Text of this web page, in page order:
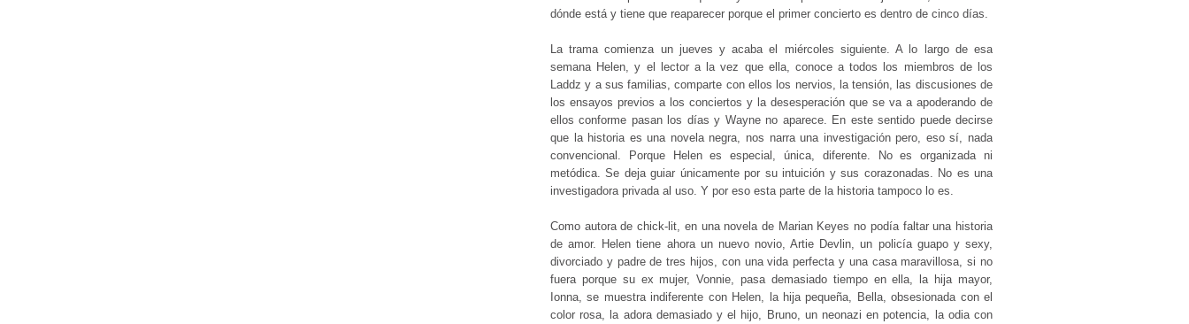
dónde está y tiene que reaparecer porque el primer concierto es dentro de cinco días.
La trama comienza un jueves y acaba el miércoles siguiente. A lo largo de esa
semana Helen, y el lector a la vez que ella, conoce a todos los miembros de los
Laddz y a sus familias, comparte con ellos los nervios, la tensión, las discusiones de
los ensayos previos a los conciertos y la desesperación que se va a apoderando de
ellos conforme pasan los días y Wayne no aparece. En este sentido puede decirse
que la historia es una novela negra, nos narra una investigación pero, eso sí, nada
convencional. Porque Helen es especial, única, diferente. No es organizada ni
metódica. Se deja guiar únicamente por su intuición y sus corazonadas. No es una
investigadora privada al uso. Y por eso esta parte de la historia tampoco lo es.
Como autora de chick-lit, en una novela de Marian Keyes no podía faltar una historia
de amor. Helen tiene ahora un nuevo novio, Artie Devlin, un policía guapo y sexy,
divorciado y padre de tres hijos, con una vida perfecta y una casa maravillosa, si no
fuera porque su ex mujer, Vonnie, pasa demasiado tiempo en ella, la hija mayor,
Ionna, se muestra indiferente con Helen, la hija pequeña, Bella, obsesionada con el
color rosa, la adora demasiado y el hijo, Bruno, un neonazi en potencia, la odia con